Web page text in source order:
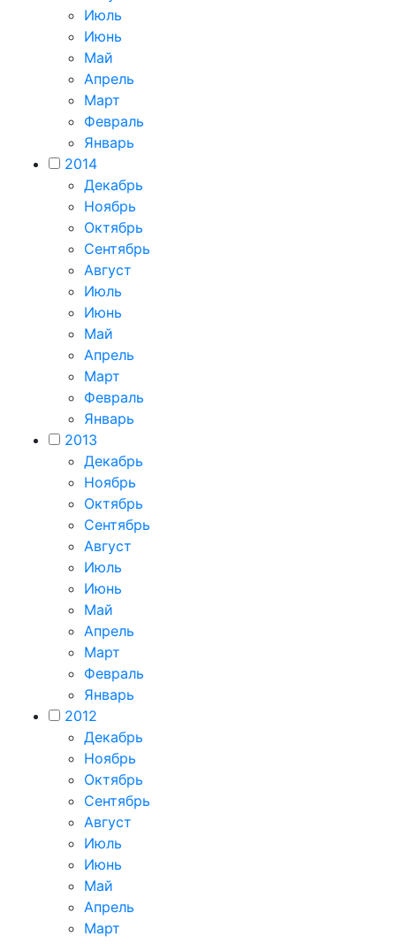
Июль
Июнь
Май
Апрель
Март
Февраль
Январь
2014
Декабрь
Ноябрь
Октябрь
Сентябрь
Август
Июль
Июнь
Май
Апрель
Март
Февраль
Январь
2013
Декабрь
Ноябрь
Октябрь
Сентябрь
Август
Июль
Июнь
Май
Апрель
Март
Февраль
Январь
2012
Декабрь
Ноябрь
Октябрь
Сентябрь
Август
Июль
Июнь
Май
Апрель
Март